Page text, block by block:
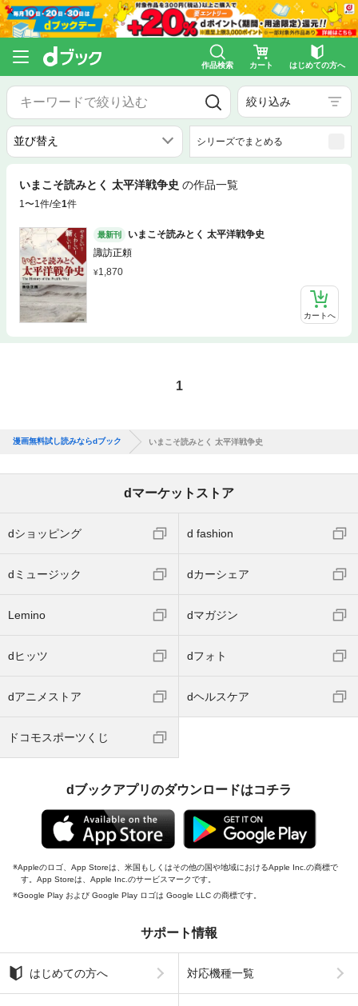
作品検索 カート はじめての方へ
絞り込み
シリーズでまとめる
いまこそ読みとく 太平洋戦争史 の作品一覧
1〜1件/全1件
最新刊
いまこそ読みとく 太平洋戦争史
諏訪正頼
1,870
カートへ
1
漫画無料試し読みならdブック いまこそ読みとく 太平洋戦争史
dマーケットストア
dショッピング d fashion
dミュージック dカーシェア
Lemino dマガジン
dヒッツ dフォト
dアニメストア dヘルスケア
ドコモスポーツくじ
dブックアプリのダウンロードはコチラ
Appleのロゴ、App Storeは、米国もしくはその他の国や地域におけるApple Inc.の商標で
す。App Storeは、Apple Inc.のサービスマークです。
Google Play および Google Play ロゴは Google LLC の商標です。
サポート情報
はじめての方へ 対応機種一覧